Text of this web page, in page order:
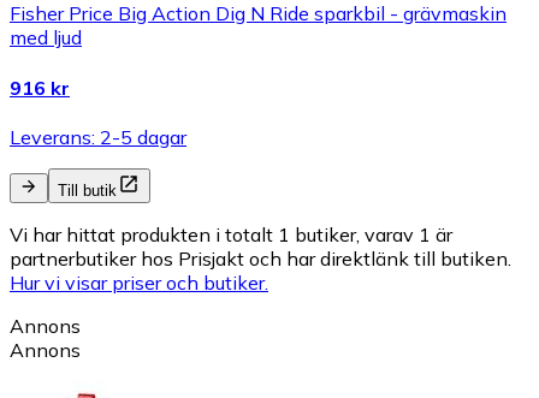
Fisher Price Big Action Dig N Ride sparkbil - grävmaskin
med ljud
916 kr
Leverans: 2-5 dagar
Till butik
Vi har hittat produkten i totalt 1 butiker, varav 1 är
partnerbutiker hos Prisjakt och har direktlänk till butiken.
Hur vi visar priser och butiker.
Annons
Annons